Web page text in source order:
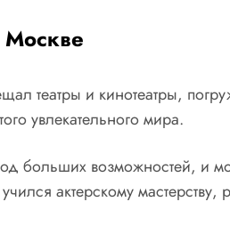
Москве
театры и кинотеатры,
увлекательного мира.
больших возможностей, и
актерскому